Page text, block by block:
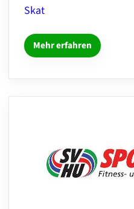
Skat
Mehr erfahren